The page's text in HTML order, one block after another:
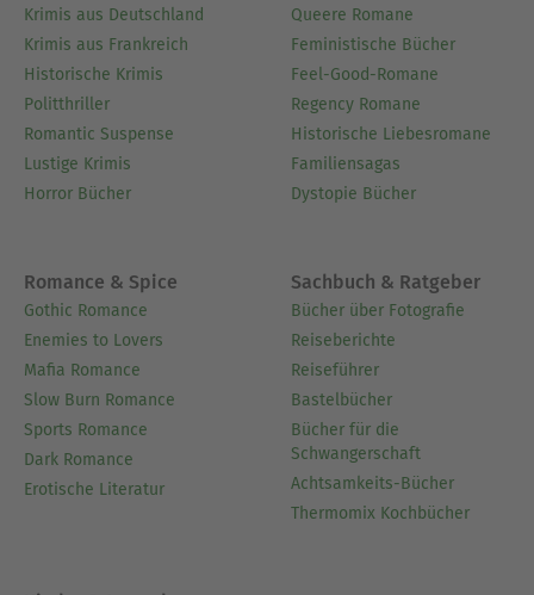
Krimis aus Deutschland
Krimis aus Frankreich
Historische Krimis
Politthriller
Romantic Suspense
Lustige Krimis
Horror Bücher
Queere Romane
Feministische Bücher
Feel-Good-Romane
Regency Romane
Historische Liebesromane
Familiensagas
Dystopie Bücher
Romance & Spice
Gothic Romance
Enemies to Lovers
Mafia Romance
Slow Burn Romance
Sports Romance
Dark Romance
Erotische Literatur
Sachbuch & Ratgeber
Bücher über Fotografie
Reiseberichte
Reiseführer
Bastelbücher
Bücher für die
Schwangerschaft
Achtsamkeits-Bücher
Thermomix Kochbücher